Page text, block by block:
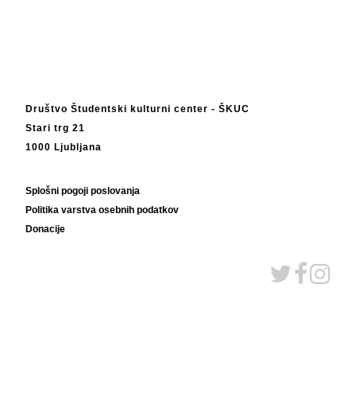
Društvo Študentski kulturni center - ŠKUC
Stari trg 21
1000 Ljubljana
Splošni pogoji poslovanja
Politika varstva osebnih podatkov
Donacije